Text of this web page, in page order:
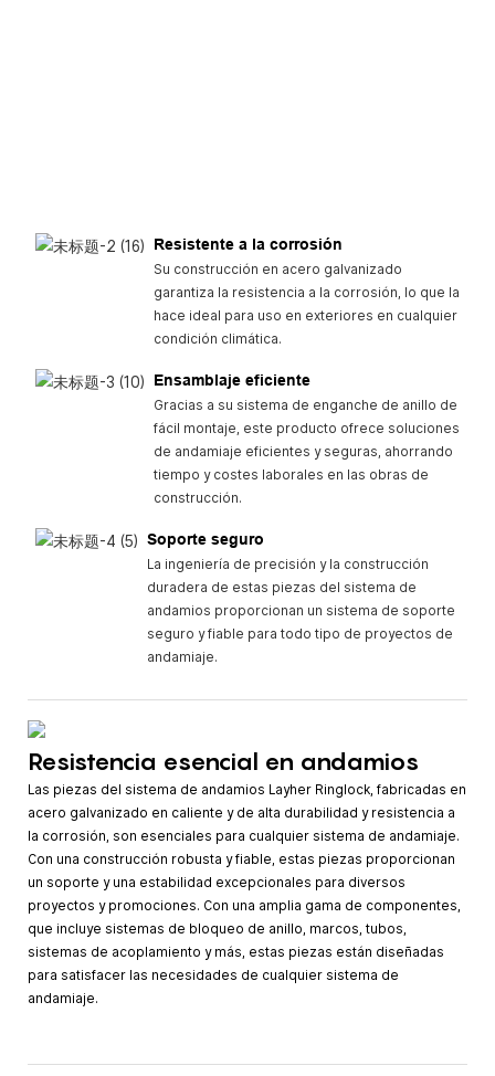
Resistente a la corrosión
Su construcción en acero galvanizado
garantiza la resistencia a la corrosión, lo que la
hace ideal para uso en exteriores en cualquier
condición climática.
Ensamblaje eficiente
Gracias a su sistema de enganche de anillo de
fácil montaje, este producto ofrece soluciones
de andamiaje eficientes y seguras, ahorrando
tiempo y costes laborales en las obras de
construcción.
Soporte seguro
La ingeniería de precisión y la construcción
duradera de estas piezas del sistema de
andamios proporcionan un sistema de soporte
seguro y fiable para todo tipo de proyectos de
andamiaje.
Resistencia esencial en andamios
Las piezas del sistema de andamios Layher Ringlock, fabricadas en
acero galvanizado en caliente y de alta durabilidad y resistencia a
la corrosión, son esenciales para cualquier sistema de andamiaje.
Con una construcción robusta y fiable, estas piezas proporcionan
un soporte y una estabilidad excepcionales para diversos
proyectos y promociones. Con una amplia gama de componentes,
que incluye sistemas de bloqueo de anillo, marcos, tubos,
sistemas de acoplamiento y más, estas piezas están diseñadas
para satisfacer las necesidades de cualquier sistema de
andamiaje.